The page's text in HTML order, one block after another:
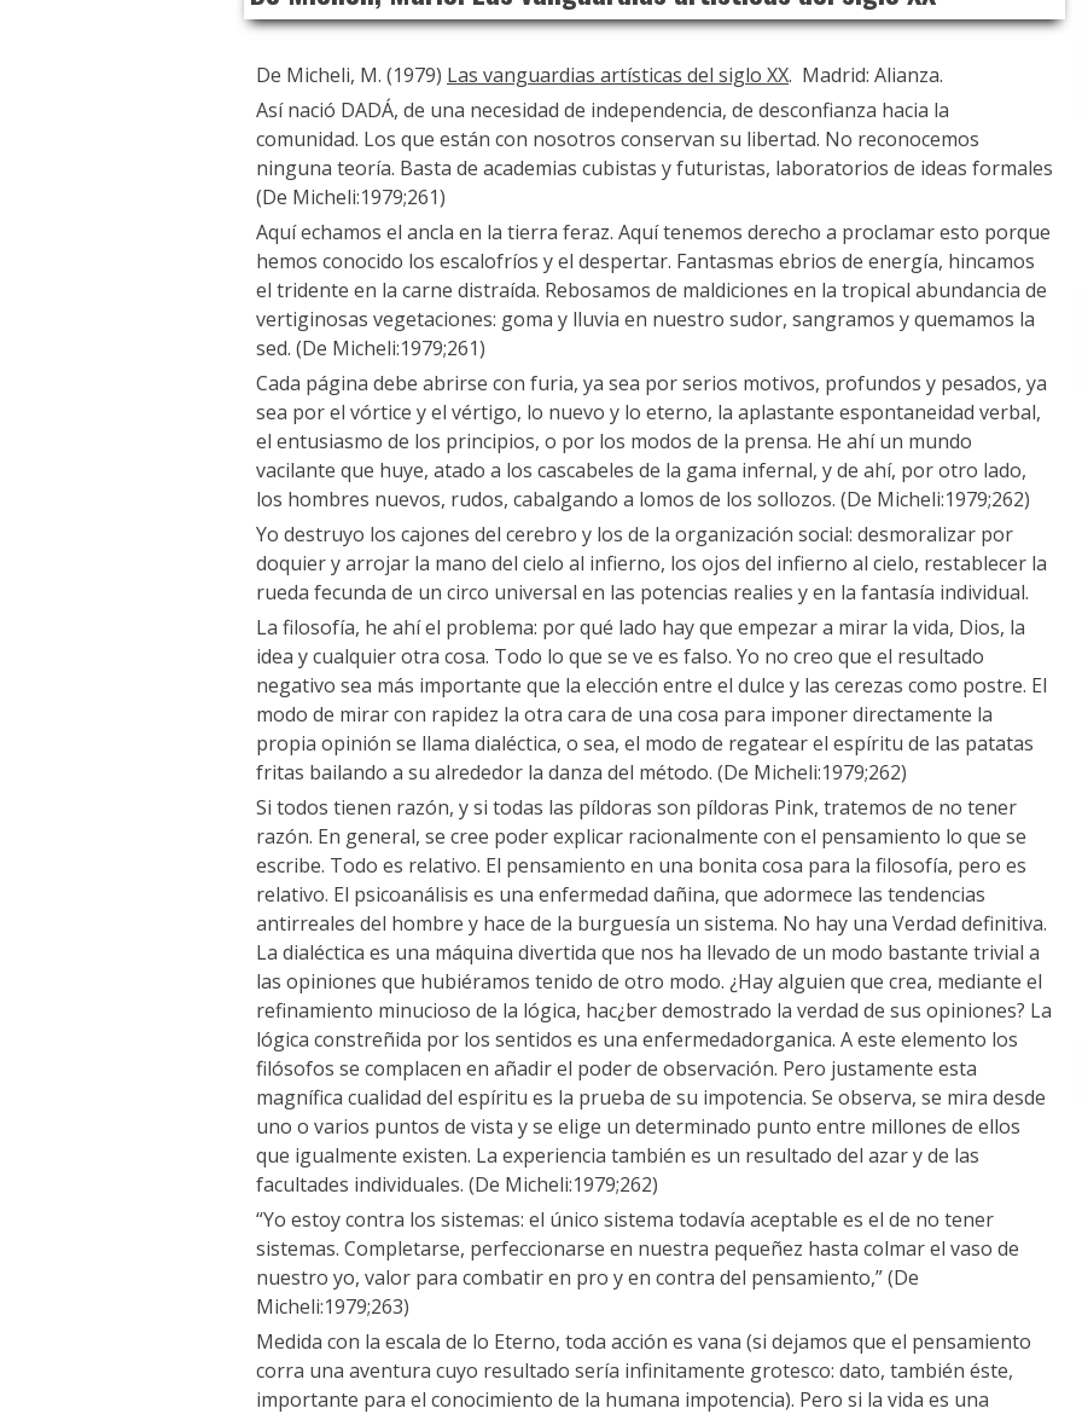
De Micheli, M. (1979) Las vanguardias artísticas del siglo XX. Madrid: Alianza.
Así nació DADÁ, de una necesidad de independencia, de desconfianza hacia la
comunidad. Los que están con nosotros conservan su libertad. No reconocemos
ninguna teoría. Basta de academias cubistas y futuristas, laboratorios de ideas formales
(De Micheli:1979;261)
Aquí echamos el ancla en la tierra feraz. Aquí tenemos derecho a proclamar esto porque
hemos conocido los escalofríos y el despertar. Fantasmas ebrios de energía, hincamos
el tridente en la carne distraída. Rebosamos de maldiciones en la tropical abundancia de
vertiginosas vegetaciones: goma y lluvia en nuestro sudor, sangramos y quemamos la
sed. (De Micheli:1979;261)
Cada página debe abrirse con furia, ya sea por serios motivos, profundos y pesados, ya
sea por el vórtice y el vértigo, lo nuevo y lo eterno, la aplastante espontaneidad verbal,
el entusiasmo de los principios, o por los modos de la prensa. He ahí un mundo
vacilante que huye, atado a los cascabeles de la gama infernal, y de ahí, por otro lado,
los hombres nuevos, rudos, cabalgando a lomos de los sollozos. (De Micheli:1979;262)
Yo destruyo los cajones del cerebro y los de la organización social: desmoralizar por
doquier y arrojar la mano del cielo al infierno, los ojos del infierno al cielo, restablecer la
rueda fecunda de un circo universal en las potencias realies y en la fantasía individual.
La filosofía, he ahí el problema: por qué lado hay que empezar a mirar la vida, Dios, la
idea y cualquier otra cosa. Todo lo que se ve es falso. Yo no creo que el resultado
negativo sea más importante que la elección entre el dulce y las cerezas como postre. El
modo de mirar con rapidez la otra cara de una cosa para imponer directamente la
propia opinión se llama dialéctica, o sea, el modo de regatear el espíritu de las patatas
fritas bailando a su alrededor la danza del método. (De Micheli:1979;262)
Si todos tienen razón, y si todas las píldoras son píldoras Pink, tratemos de no tener
razón. En general, se cree poder explicar racionalmente con el pensamiento lo que se
escribe. Todo es relativo. El pensamiento en una bonita cosa para la filosofía, pero es
relativo. El psicoanálisis es una enfermedad dañina, que adormece las tendencias
antirreales del hombre y hace de la burguesía un sistema. No hay una Verdad definitiva.
La dialéctica es una máquina divertida que nos ha llevado de un modo bastante trivial a
las opiniones que hubiéramos tenido de otro modo. ¿Hay alguien que crea, mediante el
refinamiento minucioso de la lógica, hac¿ber demostrado la verdad de sus opiniones? La
lógica constreñida por los sentidos es una enfermedadorganica. A este elemento los
filósofos se complacen en añadir el poder de observación. Pero justamente esta
magnífica cualidad del espíritu es la prueba de su impotencia. Se observa, se mira desde
uno o varios puntos de vista y se elige un determinado punto entre millones de ellos
que igualmente existen. La experiencia también es un resultado del azar y de las
facultades individuales. (De Micheli:1979;262)
“Yo estoy contra los sistemas: el único sistema todavía aceptable es el de no tener
sistemas. Completarse, perfeccionarse en nuestra pequeñez hasta colmar el vaso de
nuestro yo, valor para combatir en pro y en contra del pensamiento,” (De
Micheli:1979;263)
Medida con la escala de lo Eterno, toda acción es vana (si dejamos que el pensamiento
corra una aventura cuyo resultado sería infinitamente grotesco: dato, también éste,
importante para el conocimiento de la humana impotencia). Pero si la vida es una